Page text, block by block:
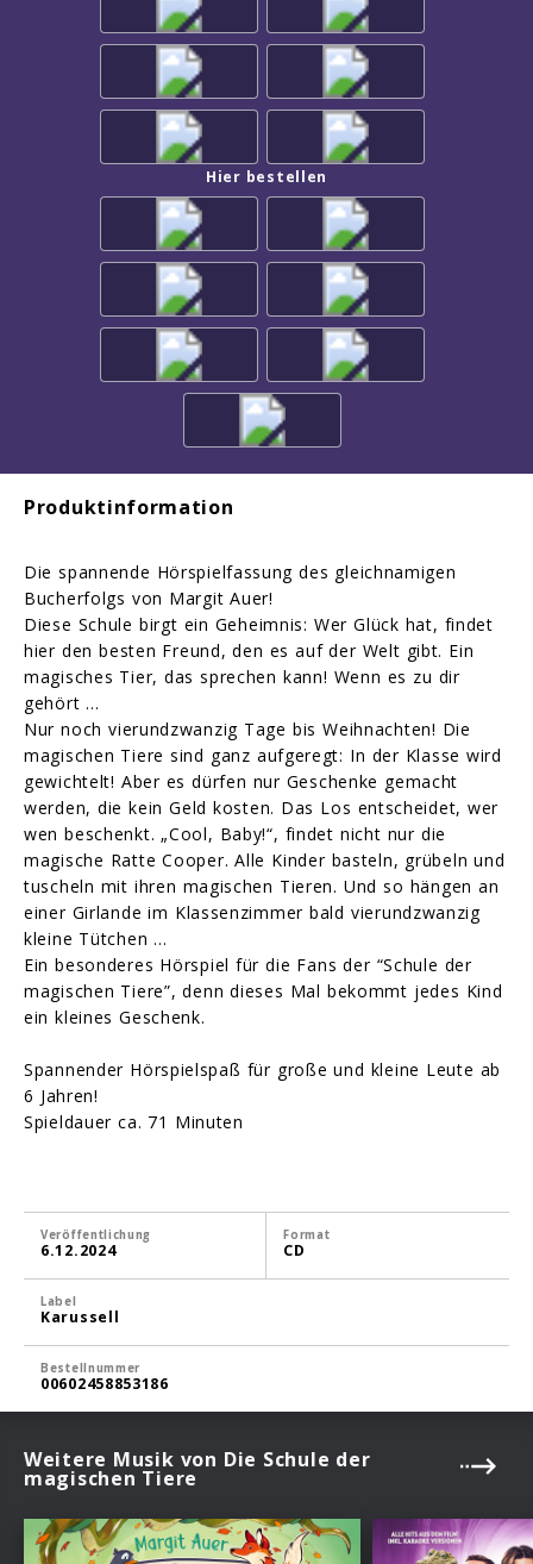
Hier bestellen
Produktinformation
Die spannende Hörspielfassung des gleichnamigen
Bucherfolgs von Margit Auer!
Diese Schule birgt ein Geheimnis: Wer Glück hat, findet
hier den besten Freund, den es auf der Welt gibt. Ein
magisches Tier, das sprechen kann! Wenn es zu dir
gehört …
Nur noch vierundzwanzig Tage bis Weihnachten! Die
magischen Tiere sind ganz aufgeregt: In der Klasse wird
gewichtelt! Aber es dürfen nur Geschenke gemacht
werden, die kein Geld kosten. Das Los entscheidet, wer
wen beschenkt. „Cool, Baby!“, findet nicht nur die
magische Ratte Cooper. Alle Kinder basteln, grübeln und
tuscheln mit ihren magischen Tieren. Und so hängen an
einer Girlande im Klassenzimmer bald vierundzwanzig
kleine Tütchen …
Ein besonderes Hörspiel für die Fans der “Schule der
magischen Tiere”, denn dieses Mal bekommt jedes Kind
ein kleines Geschenk.
Spannender Hörspielspaß für große und kleine Leute ab
6 Jahren!
Spieldauer ca. 71 Minuten
Veröffentlichung
6.12.2024
Format
CD
Label
Karussell
Bestellnummer
00602458853186
Weitere Musik von Die Schule der
magischen Tiere